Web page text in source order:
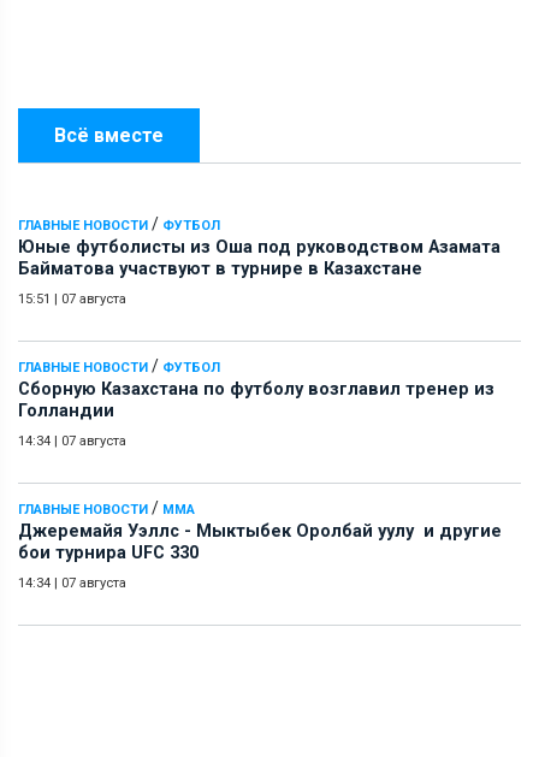
Всё вместе
ГЛАВНЫЕ НОВОСТИ / ФУТБОЛ
Юные футболисты из Оша под руководством Азамата
Байматова участвуют в турнире в Казахстане
15:51 | 07 августа
ГЛАВНЫЕ НОВОСТИ / ФУТБОЛ
Сборную Казахстана по футболу возглавил тренер из
Голландии
14:34 | 07 августа
ГЛАВНЫЕ НОВОСТИ / ММА
Джеремайя Уэллс - Мыктыбек Оролбай уулу и другие
бои турнира UFC 330
14:34 | 07 августа